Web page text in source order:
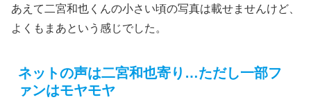
あえて二宮和也くんの小さい頃の写真は載せませんけど、
よくもまあという感じでした。
ネットの声は二宮和也寄り…ただし一部フ
ァンはモヤモヤ